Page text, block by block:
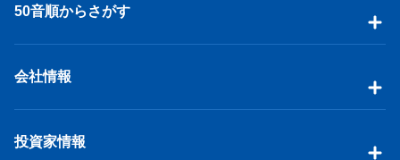
50音順からさがす
会社情報
投資家情報